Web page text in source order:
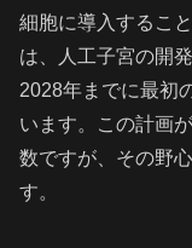
細胞に導入するこ
は、人工子宮の開
2028年までに最初
います。この計画
数ですが、その野
す。